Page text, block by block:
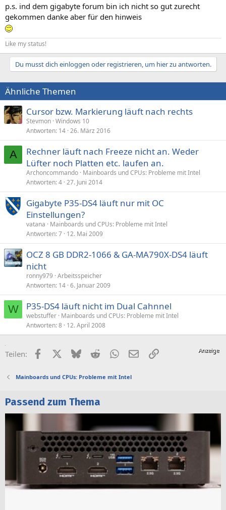
p.s. ind dem gigabyte forum bin ich nicht so gut zurecht
gekommen danke aber für den hinweis
Like my status!
Du musst dich einloggen oder registrieren, um hier zu antworten.
Ähnliche Themen
Cursor bzw. Markierung läuft nach rechts
Stevmon Windows 10
Antworten 14 26. März 2016
A
Rechner läuft nach Freeze nicht an. Weder
Lüfter noch Platten etc. laufen an.
Archoncommando Mainboards und CPUs: Probleme mit Intel
Antworten 4 27. Juni 2014
Gigabyte P35-DS4 läuft nur mit OC
Einstellungen?
vatana
Mainboards und CPUs: Probleme mit Intel
Antworten 7 12. Mai 2009
OCZ 8 GB DDR2-1066 & GA-MA790X-DS4 läuft
nicht
ronny979 Arbeitsspeicher
Antworten 14 6. Januar 2009
W P35-DS4 läuft nicht im Dual Cahnnel
webstuffer Mainboards und CPUs: Probleme mit Intel
Antworten 8 12. April 2008
Teilen: FacebookX (Twitter)
BlueskyRedditWhatsApp
E-MailLink
Mainboards und CPUs: Probleme mit Intel
Passend zum Thema